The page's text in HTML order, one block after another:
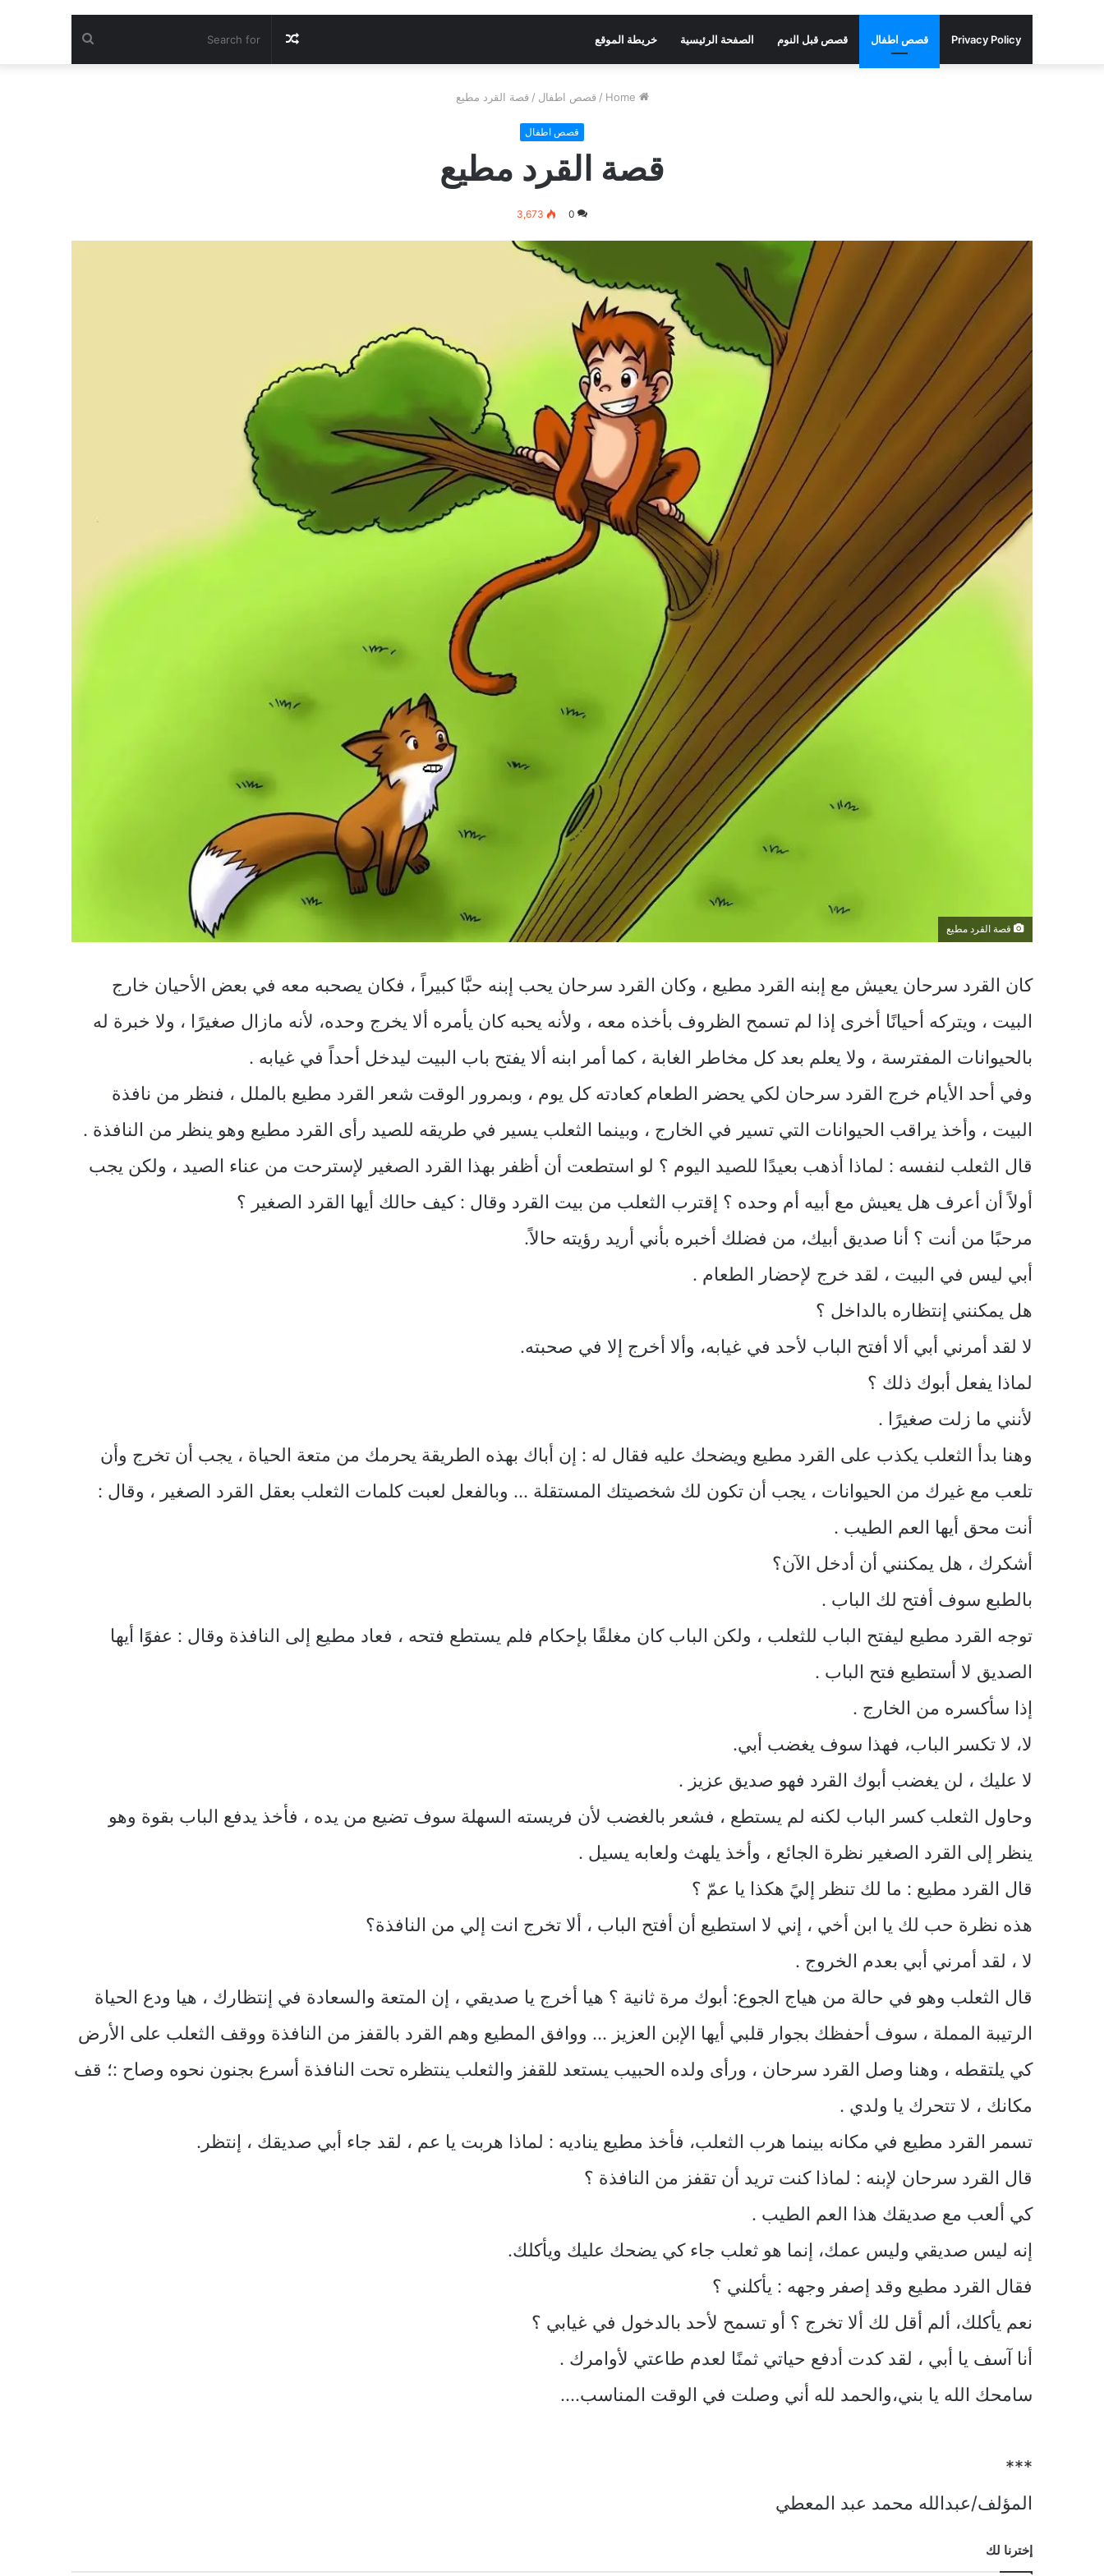
Privacy Policy قصص اطفال قصص قبل النوم الصفحة الرئيسية خريطة الموقع Random
/ قصص اطفال / قصة القرد مطيع
قصص اطفال
قصة القرد مطيع
0
3,673
قصة القرد مطيع
كان القرد سرحان يعيش مع إبنه القرد مطيع ، وكان القرد سرحان يحب إبنه حبَّا كبيراً ، فكان يصحبه معه في بعض الأحيان خارج
البيت ، ويتركه أحيانًا أخرى إذا لم تسمح الظروف بأخذه معه ، ولأنه يحبه كان يأمره ألا يخرج وحده، لأنه مازال صغيرًا ، ولا خبرة له
بالحيوانات المفترسة ، ولا يعلم بعد كل مخاطر الغابة ، كما أمر ابنه ألا يفتح باب البيت ليدخل أحداً في غيابه .
وفي أحد الأيام خرج القرد سرحان لكي يحضر الطعام كعادته كل يوم ، وبمرور الوقت شعر القرد مطيع بالملل ، فنظر من نافذة
البيت ، وأخذ يراقب الحيوانات التي تسير في الخارج ، وبينما الثعلب يسير في طريقه للصيد رأى القرد مطيع وهو ينظر من النافذة .
قال الثعلب لنفسه : لماذا أذهب بعيدًا للصيد اليوم ؟ لو استطعت أن أظفر بهذا القرد الصغير لإسترحت من عناء الصيد ، ولكن يجب
أولاً أن أعرف هل يعيش مع أبيه أم وحده ؟ إقترب الثعلب من بيت القرد وقال : كيف حالك أيها القرد الصغير ؟
مرحبًا من أنت ؟ أنا صديق أبيك، من فضلك أخبره بأني أريد رؤيته حالاً.
أبي ليس في البيت ، لقد خرج لإحضار الطعام .
هل يمكنني إنتظاره بالداخل ؟
لا لقد أمرني أبي ألا أفتح الباب لأحد في غيابه، وألا أخرج إلا في صحبته.
لماذا يفعل أبوك ذلك ؟
لأنني ما زلت صغيرًا .
وهنا بدأ الثعلب يكذب على القرد مطيع ويضحك عليه فقال له : إن أباك بهذه الطريقة يحرمك من متعة الحياة ، يجب أن تخرج وأن
تلعب مع غيرك من الحيوانات ، يجب أن تكون لك شخصيتك المستقلة … وبالفعل لعبت كلمات الثعلب بعقل القرد الصغير ، وقال :
أنت محق أيها العم الطيب .
أشكرك ، هل يمكنني أن أدخل الآن؟
بالطبع سوف أفتح لك الباب .
توجه القرد مطيع ليفتح الباب للثعلب ، ولكن الباب كان مغلقًا بإحكام فلم يستطع فتحه ، فعاد مطيع إلى النافذة وقال : عفوًا أيها
الصديق لا أستطيع فتح الباب .
إذا سأكسره من الخارج .
لا، لا تكسر الباب، فهذا سوف يغضب أبي.
لا عليك ، لن يغضب أبوك القرد فهو صديق عزيز .
وحاول الثعلب كسر الباب لكنه لم يستطع ، فشعر بالغضب لأن فريسته السهلة سوف تضيع من يده ، فأخذ يدفع الباب بقوة وهو
ينظر إلى القرد الصغير نظرة الجائع ، وأخذ يلهث ولعابه يسيل .
قال القرد مطيع : ما لك تنظر إليً هكذا يا عمّ ؟
هذه نظرة حب لك يا ابن أخي ، إني لا استطيع أن أفتح الباب ، ألا تخرج انت إلي من النافذة؟
لا ، لقد أمرني أبي بعدم الخروج .
قال الثعلب وهو في حالة من هياج الجوع: أبوك مرة ثانية ؟ هيا أخرج يا صديقي ، إن المتعة والسعادة في إنتظارك ، هيا ودع الحياة
الرتيبة المملة ، سوف أحفظك بجوار قلبي أيها الإبن العزيز … ووافق المطيع وهم القرد بالقفز من النافذة ووقف الثعلب على الأرض
كي يلتقطه ، وهنا وصل القرد سرحان ، ورأى ولده الحبيب يستعد للقفز والثعلب ينتظره تحت النافذة أسرع بجنون نحوه وصاح :؛ قف
مكانك ، لا تتحرك يا ولدي .
تسمر القرد مطيع في مكانه بينما هرب الثعلب، فأخذ مطيع يناديه : لماذا هربت يا عم ، لقد جاء أبي صديقك ، إنتظر.
قال القرد سرحان لإبنه : لماذا كنت تريد أن تقفز من النافذة ؟
كي ألعب مع صديقك هذا العم الطيب .
إنه ليس صديقي وليس عمك، إنما هو ثعلب جاء كي يضحك عليك ويأكلك.
فقال القرد مطيع وقد إصفر وجهه : يأكلني ؟
نعم يأكلك، ألم أقل لك ألا تخرج ؟ أو تسمح لأحد بالدخول في غيابي ؟
أنا آسف يا أبي ، لقد كدت أدفع حياتي ثمنًا لعدم طاعتي لأوامرك .
سامحك الله يا بني،والحمد لله أني وصلت في الوقت المناسب….
***
المؤلف/عبدالله محمد عبد المعطي
إخترنا لك